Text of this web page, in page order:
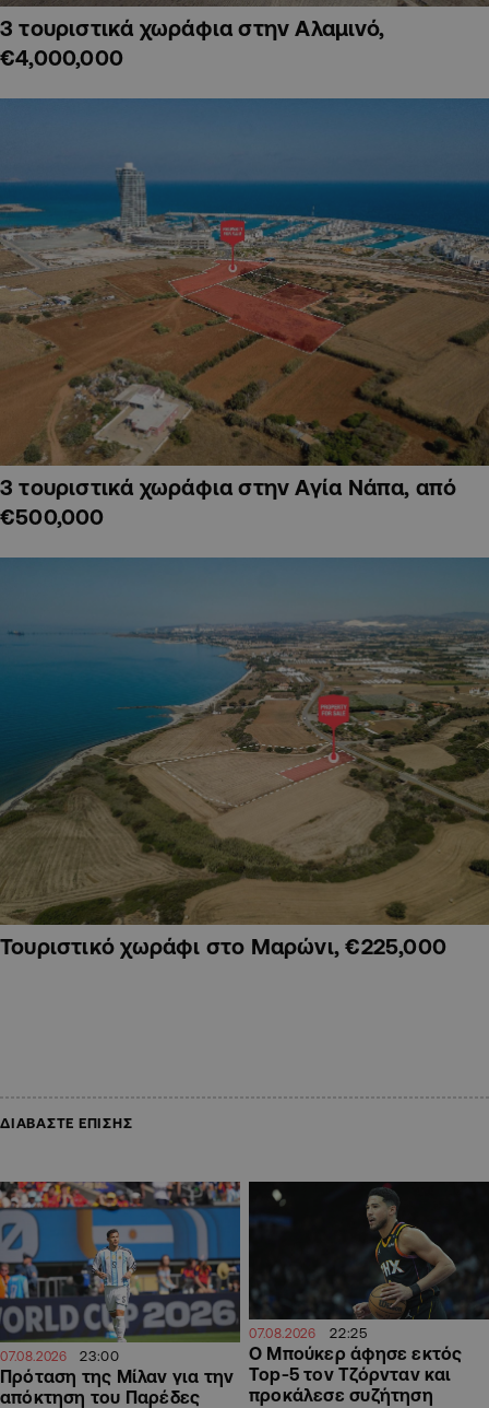
3 τουριστικά χωράφια στην Αλαμινό,
€4,000,000
3 τουριστικά χωράφια στην Αγία Νάπα, από
€500,000
Τουριστικό χωράφι στο Μαρώνι, €225,000
ΔΙΑΒΑΣΤΕ ΕΠΙΣΗΣ
07.08.2026 23:00
Πρόταση της Μίλαν για την
απόκτηση του Παρέδες
07.08.2026 22:25
Ο Μπούκερ άφησε εκτός
Top-5 τον Τζόρνταν και
προκάλεσε συζήτηση